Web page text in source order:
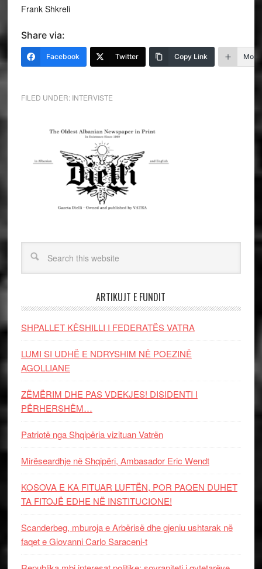
Frank Shkreli
Share via:
Facebook Twitter Copy Link More
FILED UNDER: INTERVISTE
ARTIKUJT E FUNDIT
SHPALLET KËSHILLI I FEDERATËS VATRA
LUMI SI UDHË E NDRYSHIM NË POEZINË
AGOLLIANE
ZËMËRIM DHE PAS VDEKJES! DISIDENTI I
PËRHERSHËM…
Patriotë nga Shqipëria vizituan Vatrën
Mirëseardhje në Shqipëri, Ambasador Eric Wendt
KOSOVA E KA FITUAR LUFTËN, POR PAQEN DUHET
TA FITOJË EDHE NË INSTITUCIONE!
Scanderbeg, mburoja e Arbërisë dhe gjeniu ushtarak në
faqet e Giovanni Carlo Saraceni-t